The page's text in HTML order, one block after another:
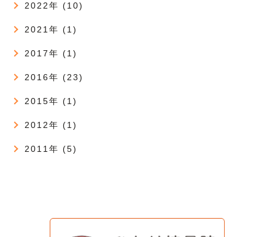
2022年 (10)
2021年 (1)
2017年 (1)
2016年 (23)
2015年 (1)
2012年 (1)
2011年 (5)